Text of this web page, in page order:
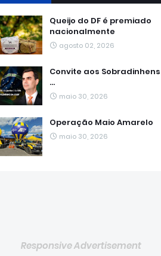
Queijo do DF é premiado
nacionalmente
agosto 02, 2026
Convite aos
...
maio 30, 2026
Operação Maio Amarelo
maio 30, 2026
Responsive Advertisement